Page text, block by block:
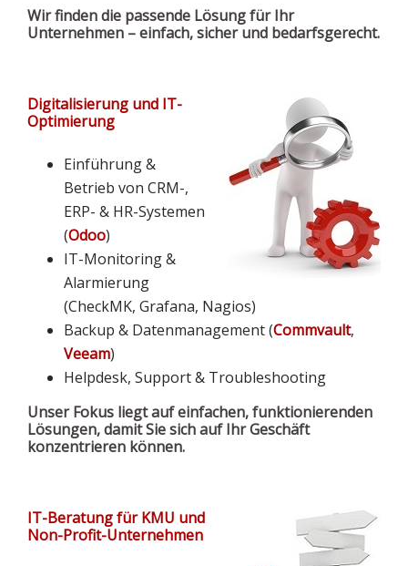
Wir finden die passende Lösung für Ihr
Unternehmen –einfach, sicher und bedarfsgerecht.
Digitalisierung und IT-
Optimierung
Einführung &
Betrieb von CRM-,
ERP- & HR-Systemen
(Odoo)
IT-Monitoring &
Alarmierung
(CheckMK, Grafana, Nagios)
Backup & Datenmanagement (Commvault,
Veeam)
Helpdesk, Support & Troubleshooting
Unser Fokus liegt aufeinfachen, funktionierenden
Lösungen, damit Sie sich auf Ihr Geschäft
konzentrieren können.
IT-Beratung für KMU und
Non-Profit-Unternehmen